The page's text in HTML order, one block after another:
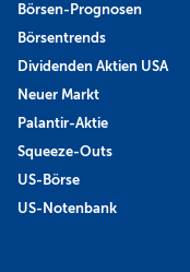
Börsen-Prognosen
Börsentrends
Dividenden Aktien USA
Neuer Markt
Palantir-Aktie
Squeeze-Outs
US-Börse
US-Notenbank